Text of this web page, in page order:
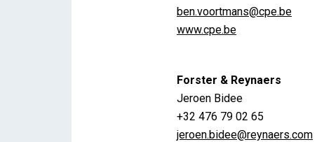
ben.voortmans@cpe.be
www.cpe.be
Forster & Reynaers
Jeroen Bidee
+32 476 79 02 65
jeroen.bidee@reynaers.com